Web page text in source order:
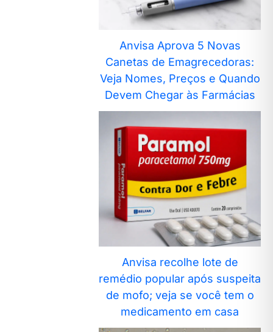
Anvisa Aprova 5 Novas
Canetas de Emagrecedoras:
Veja Nomes, Preços e Quando
Devem Chegar às Farmácias
Anvisa recolhe lote de
remédio popular após suspeita
de mofo; veja se você tem o
medicamento em casa